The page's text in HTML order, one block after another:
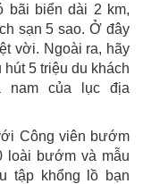
bãi biển dài 2 km,
sạn 5 sao. Ở đây
vời. Ngoài ra, hãy
5 triệu du khách
nam của lục địa
Công viên bướm
loài bướm và mẫu
tập khổng lồ bạn